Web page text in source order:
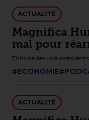
ACTUALITÉ
Magnifica
mal pour
Tribune des vice-
#ECONOMIE
ACTUALITÉ